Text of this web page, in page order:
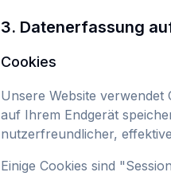
3. Datenerfassung
Cookies
Unsere Website verwendet
auf Ihrem Endgerät
nutzerfreundlicher,
Einige Cookies sind